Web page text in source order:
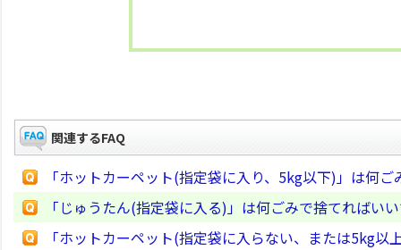
関連するFAQ
「ホットカーペット(指定袋に入り、5kg以下)」は何
「じゅうたん(指定袋に入る)」は何ごみで捨てればい
「ホットカーペット(指定袋に入らない、または5kg